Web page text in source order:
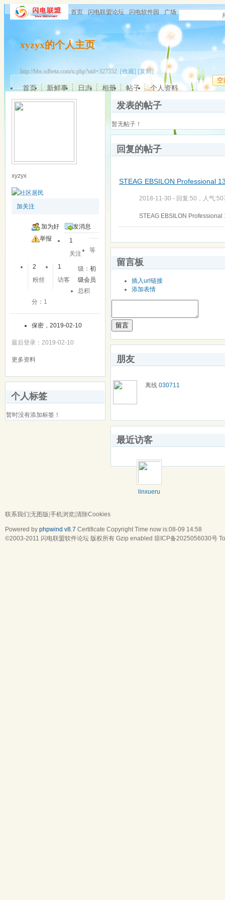
首页 闪电联盟论坛 闪电软件园 广场
xyzyx的个人主页
http://bbs.sdbeta.com/u.php?uid=327552 [收藏] [复制]
空
首页 新鲜事 日志 相册 帖子 个人资料
xyzyx
加关注
加为好
友
发消息
举报
1
关注
2
粉丝
1
访客
等
级：初
级会员
总积
分： 1
保密，2019-02-10
最后登录：2019-02-10
更多资料
个人标签
暂时没有添加标签！
发表的帖子
暂无帖子！
回复的帖子
STEAG EBSILON Professional
2018-11-30 - 回复:50，人气
STEAG EBSILON
留言板
插入url链接
添加表情
留言
朋友
离线 030711
最近访客
linxueru
联系我们 无图版 手机浏览 清除Cookies
Powered by phpwind v8.7 Certificate Copyright Time now is:08-09 14:58
©2003-2011 闪电联盟软件论坛 版权所有 Gzip enabled 琼ICP备2025056030号